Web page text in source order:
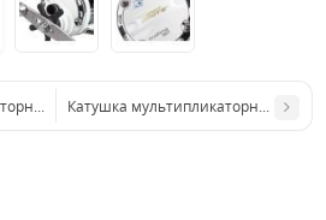
Fin-Nor Lethal Lever Drag 2 Speed
Катушка мультипликаторная Abu